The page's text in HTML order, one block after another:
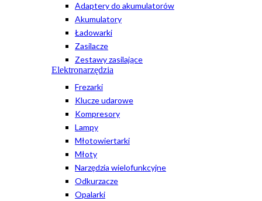
Adaptery do akumulatorów
Akumulatory
Ładowarki
Zasilacze
Zestawy zasilające
Elektronarzędzia
Frezarki
Klucze udarowe
Kompresory
Lampy
Młotowiertarki
Młoty
Narzędzia wielofunkcyjne
Odkurzacze
Opalarki